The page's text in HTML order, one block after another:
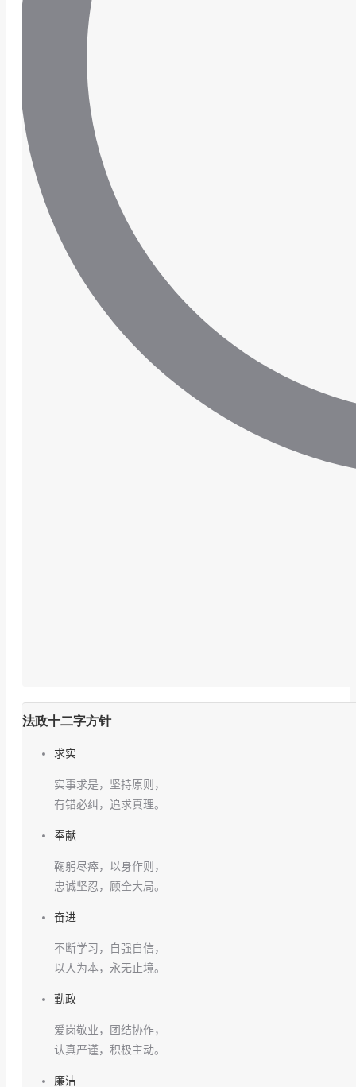
法政十二字方针
求实
实事求是，坚持原则，
有错必纠，追求真理。
奉献
鞠躬尽瘁，以身作则，
忠诚坚忍，顾全大局。
奋进
不断学习，自强自信，
以人为本，永无止境。
勤政
爱岗敬业，团结协作，
认真严谨，积极主动。
廉洁